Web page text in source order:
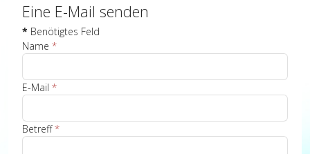
Eine E-Mail senden
* Benötigtes Feld
Name *
E-Mail *
Betreff*